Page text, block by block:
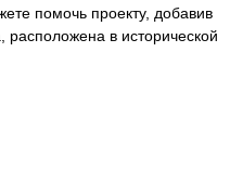
помочь проекту, добавив
в исторической